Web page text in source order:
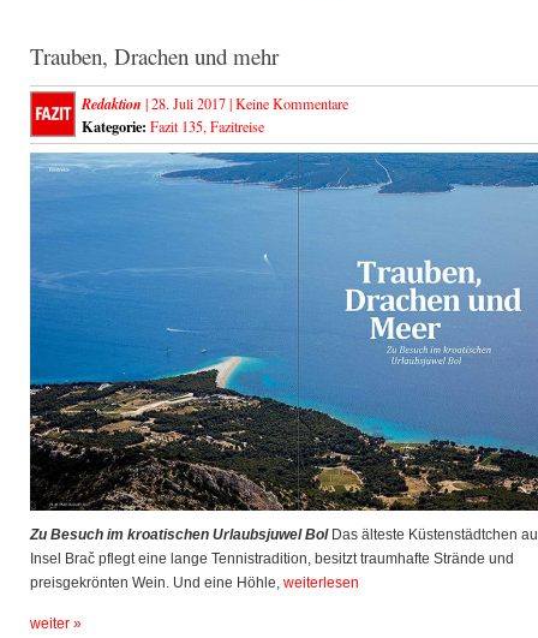
Trauben, Drachen und mehr
Redaktion | 28. Juli 2017 |Keine Kommentare
Kategorie: Fazit 135, Fazitreise
Zu Besuch im kroatischen Urlaubsjuwel Bol Das älteste Küstenstädtchen
Insel Brač pflegt eine lange Tennistradition, besitzt traumhafte Strände und
preisgekrönten Wein. Und eine Höhle, weiterlesen
weiter »